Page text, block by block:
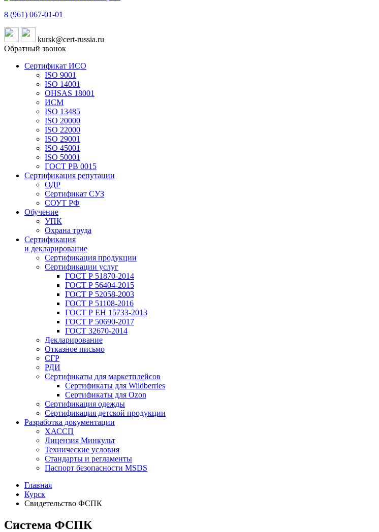
8 (961) 067-01-01
kursk@cert-russia.ru
Обратный звонок
Сертификат ИСО
ISO 9001
ISO 14001
OHSAS 18001
ИСМ
ISO 13485
ISO 20000
ISO 22000
ISO 29001
ISO 45001
ISO 50001
ГОСТ РВ 0015
Сертификация репутации
ОДР
Сертификат СУЗ
СОУТ РФ
Обучение
УПК
Охрана труда
Сертификация
и декларирование
Сертификация продукции
Сертификации услуг
ГОСТ Р 51870-2014
ГОСТ Р 56404-2015
ГОСТ Р 52058-2003
ГОСТ Р 51108-2016
ГОСТ Р ЕН 15733-2013
ГОСТ Р 50690-2017
ГОСТ 32670-2014
Декларирование
Отказное письмо
СГР
РДИ
Сертификаты для маркетплейсов
Сертификаты для Wildberries
Сертификаты для Ozon
Сертификация одежды
Сертификация детской продукции
Разработка документации
ХАССП
Лицензия Минкульт
Технические условия
Стандарты и регламенты
Паспорт безопасности MSDS
Главная
Курск
Свидетельство ФСПК
Система ФСПК